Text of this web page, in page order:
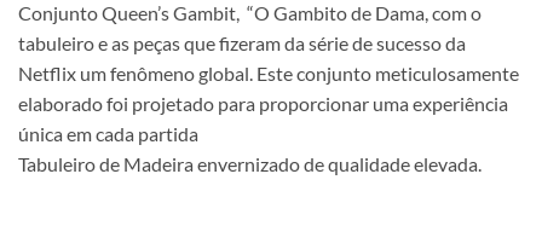
Conjunto Queen’s Gambit, “O Gambito de Dama, com o
tabuleiro e as peças que fizeram da série de sucesso da
Netflix um fenômeno global. Este conjunto meticulosamente
elaborado foi projetado para proporcionar uma experiência
única em cada partida
Tabuleiro de Madeira envernizado de qualidade elevada.